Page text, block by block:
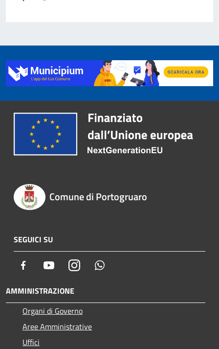
Comune di Portogruaro
SEGUICI SU
Facebook YoutubeInstagram
AMMINISTRAZIONE
Organi di Governo
Aree Amministrative
Uffici